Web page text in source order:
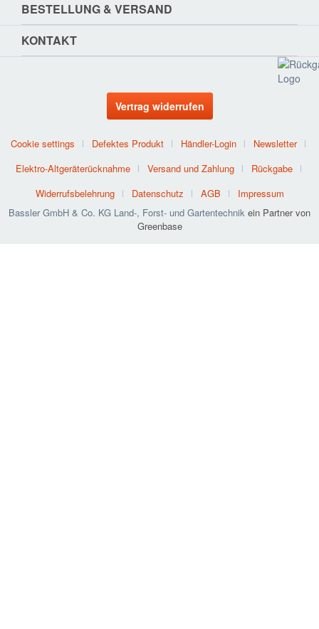
BESTELLUNG & VERSAND
KONTAKT
Vertrag widerrufen
Cookie settings Defektes Produkt Händler-Login
Newsletter
Elektro-Altgeräterücknahme
Versand und Zahlung
Rückgabe
Widerrufsbelehrung
Datenschutz AGB
Impressum
Bassler GmbH & Co. KG Land-, Forst- und Gartentechnik ein Partner von
Greenbase